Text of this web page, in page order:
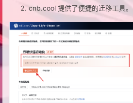
cnb.cool 提供了便捷的迁移工具。